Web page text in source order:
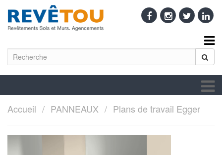
Accueil PANNEAUX Plans de travail Egger